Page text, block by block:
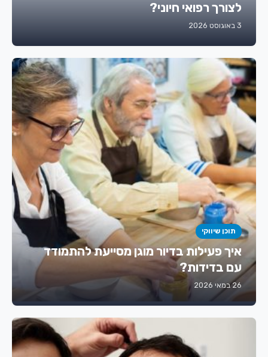
לצורך רפואי חיוני?
3 באוגוסט 2026
תוכן שיווקי
איך פעילות בדיור מוגן מסייעת להתמודד
עם בדידות?
26 במאי 2026